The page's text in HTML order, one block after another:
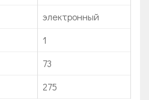
электронный
1
73
275